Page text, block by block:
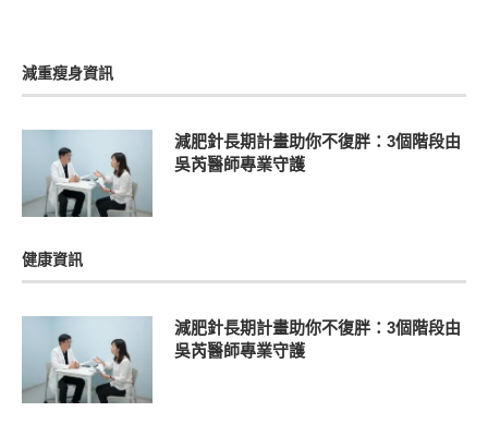
減重瘦身資訊
減肥針長期計畫助你不復胖：3個階段由
吳芮醫師專業守護
健康資訊
減肥針長期計畫助你不復胖：3個階段由
吳芮醫師專業守護